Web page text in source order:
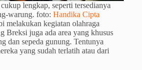
lengkap, seperti tersedianya
warung. foto: Handika Cipta
melakukan kegiatan olahraga
Breksi juga ada area yang khusus
dan sepeda gunung. Tentunya
yang sudah terlatih atau dari